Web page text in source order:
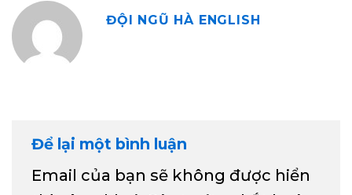
ĐỘI NGŨ HÀ ENGLISH
Để lại một bình luận
Email của bạn sẽ không được hiển